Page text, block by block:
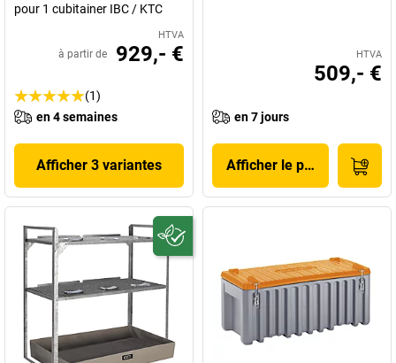
pour 1 cubitainer IBC / KTC
HTVA
à partir de 929,- €
(1)
en 4 semaines
Afficher 3 variantes
HTVA
509,- €
en 7 jours
Afficher le produit